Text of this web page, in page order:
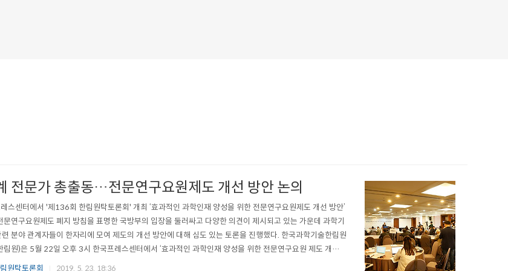
전문가 총출동…전문연구요원제도 개선 방안 논의
스센터에서 '제136회 한림원탁토론회' 개최 ‘효과적인 과학인재 양성을 위한 전문연구요원제도 개선 방안’
연구요원제도 폐지 방침을 표명한 국방부의 입장을 둘러싸고 다양한 의견이 제시되고 있는 가운데 과학기
분야 관계자들이 한자리에 모여 제도의 개선 방안에 대해 심도 있는 토론을 진행했다. 한국과학기술한림원
림원)은 5월 22일 오후 3시 한국프레스센터에서 ‘효과적인 과학인재 양성을 위한 전문연구요원 제도 개선
회 한림원탁토론회’를 개최했다. 전문연구요원제도란 과학기술 발전을 통한 국가경쟁력 제고를 위해 병역
원탁토론회 2019. 5. 23. 18:36